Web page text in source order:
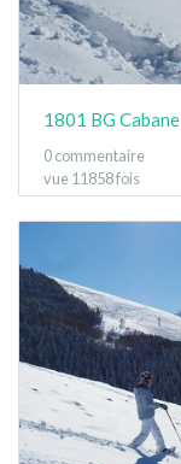
1801 BG
0 commentaire
vue 11858 fois